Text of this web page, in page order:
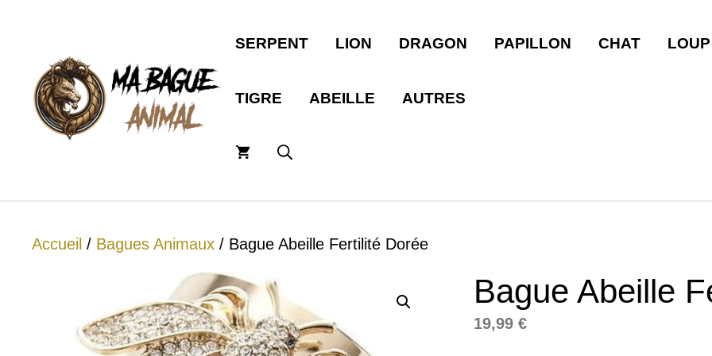
contenu
SERPENT LION DRAGON PAPILLON CHAT LOUP
TIGRE ABEILLE AUTRES
Accueil / Bagues Animaux / Bague Abeille Fertilité Dorée
Bague Abeille
19,99€